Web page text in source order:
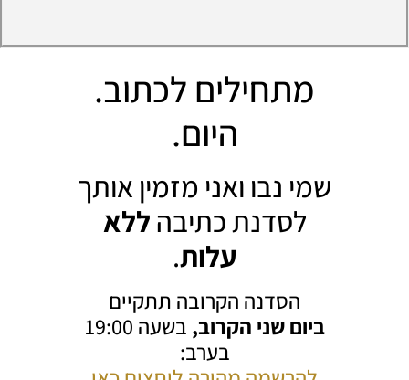
מתחילים לכתוב.
היום.
שמי נבו ואני מזמין אותך
לסדנת כתיבהללא
עלות.
הסדנה הקרובה תתקיים
ביום שני הקרוב,
בשעה 19:00
בערב: